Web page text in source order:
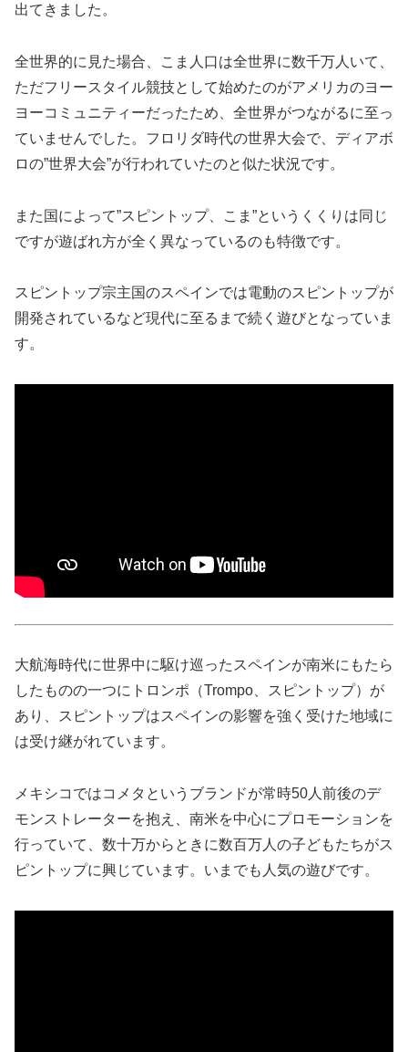
出てきました。
全世界的に見た場合、こま人口は全世界に数千万人いて、
ただフリースタイル競技として始めたのがアメリカのヨー
ヨーコミュニティーだったため、全世界がつながるに至っ
ていませんでした。フロリダ時代の世界大会で、ディアボ
ロの”世界大会”が行われていたのと似た状況です。
また国によって”スピントップ、こま”というくくりは同じ
ですが遊ばれ方が全く異なっているのも特徴です。
スピントップ宗主国のスペインでは電動のスピントップが
開発されているなど現代に至るまで続く遊びとなっていま
す。
大航海時代に世界中に駆け巡ったスペインが南米にもたら
したものの一つにトロンポ（Trompo、スピントップ）が
あり、スピントップはスペインの影響を強く受けた地域に
は受け継がれています。
メキシコではコメタというブランドが常時50人前後のデ
モンストレーターを抱え、南米を中心にプロモーションを
行っていて、数十万からときに数百万人の子どもたちがス
ピントップに興じています。いまでも人気の遊びです。